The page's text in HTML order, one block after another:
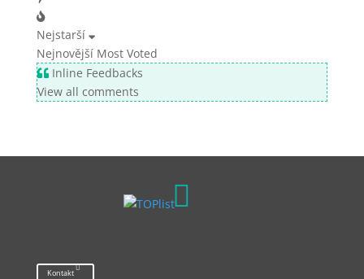
Nejstarší
Nejnovější Most Voted
Inline Feedbacks
View all comments

Kontakt